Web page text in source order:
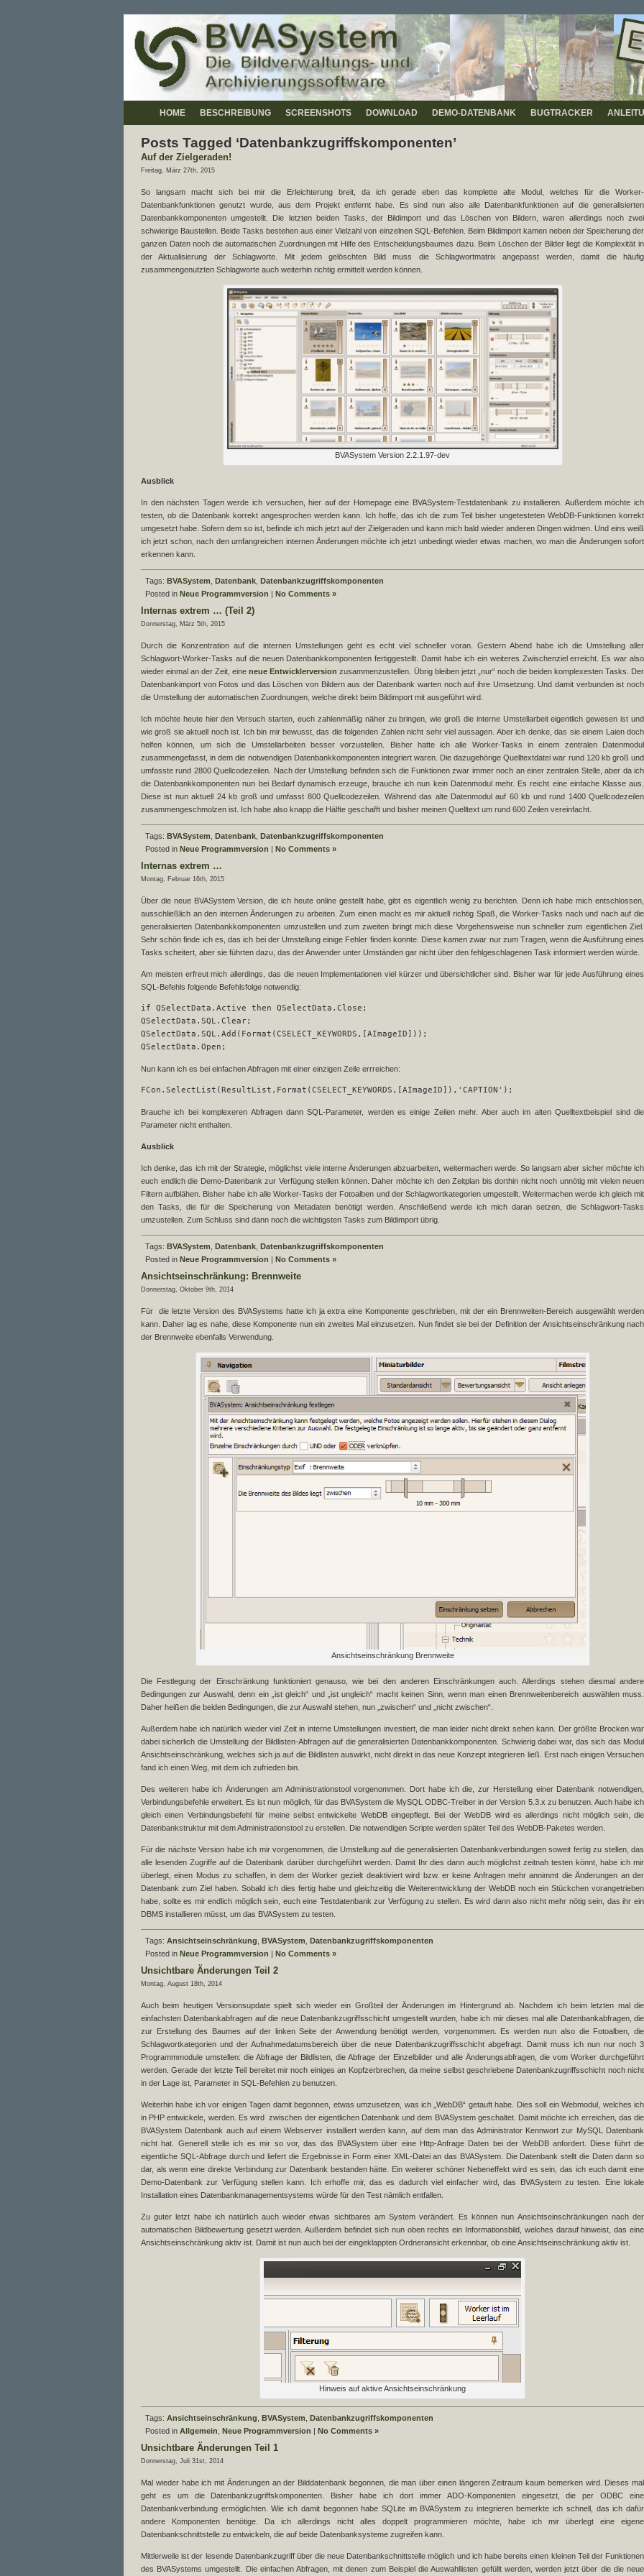
HOME BESCHREIBUNG SCREENSHOTS DOWNLOAD DEMO-DATENBANK BUGTRACKER
Posts Tagged ‘Datenbankzugriffskomponenten’
Auf der Zielgeraden!
Freitag, März 27th, 2015
So langsam macht sich bei mir die Erleichterung breit, da ich gerade eben das komplette alte Modul, welches für die Worker-
Datenbankfunktionen genutzt wurde, aus dem Projekt entfernt habe. Es sind nun also alle Datenbankfunktionen auf die generalisierten
Datenbankkomponenten umgestellt. Die letzten beiden Tasks, der Bildimport und das Löschen von Bildern, waren allerdings noch zwei
schwierige Baustellen. Beide Tasks bestehen aus einer Vielzahl von einzelnen SQL-Befehlen. Beim Bildimport kamen neben der Speicherung der
ganzen Daten noch die automatischen Zuordnungen mit Hilfe des Entscheidungsbaumes dazu. Beim Löschen der Bilder liegt die Komplexität in
der Aktualisierung der Schlagworte. Mit jedem gelöschten Bild muss die Schlagwortmatrix angepasst werden, damit die häufig
zusammengenutzten Schlagworte auch weiterhin richtig ermittelt werden können.
BVASystem Version 2.2.1.97-dev
Ausblick
In den nächsten Tagen werde ich versuchen, hier auf der Homepage eine BVASystem-Testdatenbank zu installieren. Außerdem möchte ich
testen, ob die Datenbank korrekt angesprochen werden kann. Ich hoffe, das ich die zum Teil bisher ungetesteten WebDB-Funktionen korrekt
umgesetzt habe. Sofern dem so ist, befinde ich mich jetzt auf der Zielgeraden und kann mich bald wieder anderen Dingen widmen. Und eins weiß
ich jetzt schon, nach den umfangreichen internen Änderungen möchte ich jetzt unbedingt wieder etwas machen, wo man die Änderungen sofort
erkennen kann.
Tags: BVASystem Datenbank Datenbankzugriffskomponenten
Posted in Neue Programmversion | No Comments »
Internas extrem … (Teil 2)
Donnerstag, März 5th, 2015
Durch die Konzentration auf die internen Umstellungen geht es echt viel schneller voran. Gestern Abend habe ich die Umstellung aller
Schlagwort-Worker-Tasks auf die neuen Datenbankkomponenten fertiggestellt. Damit habe ich ein weiteres Zwischenziel erreicht. Es war also
wieder einmal an der Zeit, eineneue Entwicklerversion zusammenzustellen. Übrig bleiben jetzt „nur“ noch die beiden komplexesten Tasks. Der
Datenbankimport von Fotos und das Löschen von Bildern aus der Datenbank warten noch auf ihre Umsetzung. Und damit verbunden ist noch
die Umstellung der automatischen Zuordnungen, welche direkt beim Bildimport mit ausgeführt wird.
Ich möchte heute hier den Versuch starten, euch zahlenmäßig näher zu bringen, wie groß die interne Umstellarbeit eigentlich gewesen ist und
wie groß sie aktuell noch ist. Ich bin mir bewusst, das die folgenden Zahlen nicht sehr viel aussagen. Aber ich denke, das sie einem Laien doch
helfen können, um sich die Umstellarbeiten besser vorzustellen. Bisher hatte ich alle Worker-Tasks in einem zentralen Datenmodul
zusammengefasst, in dem die notwendigen Datenbankkomponenten integriert waren. Die dazugehörige Quelltextdatei war rund 120 kb groß und
umfasste rund 2800 Quellcodezeilen. Nach der Umstellung befinden sich die Funktionen zwar immer noch an einer zentralen Stelle, aber da ich
die Datenbankkomponenten nun bei Bedarf dynamisch erzeuge, brauche ich nun kein Datenmodul mehr. Es reicht eine einfache Klasse aus.
Diese ist nun aktuell 24 kb groß und umfasst 800 Quellcodezeilen. Während das alte Datenmodul auf 60 kb und rund 1400 Quellcodezeilen
zusammengeschmolzen ist. Ich habe also knapp die Hälfte geschafft und bisher meinen Quelltext um rund 600 Zeilen vereinfacht.
Tags: BVASystem Datenbank Datenbankzugriffskomponenten
Posted in Neue Programmversion | No Comments »
Internas extrem …
Montag, Februar 16th, 2015
Über die neue BVASystem Version, die ich heute online gestellt habe, gibt es eigentlich wenig zu berichten. Denn ich habe mich entschlossen,
ausschließlich an den internen Änderungen zu arbeiten. Zum einen macht es mir aktuell richtig Spaß, die Worker-Tasks nach und nach auf die
generalisierten Datenbankkomponenten umzustellen und zum zweiten bringt mich diese Vorgehensweise nun schneller zum eigentlichen Ziel.
Sehr schön finde ich es, das ich bei der Umstellung einige Fehler finden konnte. Diese kamen zwar nur zum Tragen, wenn die Ausführung eines
Tasks scheitert, aber sie führten dazu, das der Anwender unter Umständen gar nicht über den fehlgeschlagenen Task informiert werden würde.
Am meisten erfreut mich allerdings, das die neuen Implementationen viel kürzer und übersichtlicher sind. Bisher war für jede Ausführung eines
SQL-Befehls folgende Befehlsfolge notwendig:
if QSelectData.Active then QSelectData.Close;
QSelectData.SQL.Clear;
QSelectData.SQL.Add(Format(CSELECT_KEYWORDS,[AImageID]));
QSelectData.Open;
Nun kann ich es bei einfachen Abfragen mit einer einzigen Zeile errreichen:
FCon.SelectList(ResultList,Format(CSELECT_KEYWORDS,[AImageID]),'CAPTION');
Brauche ich bei komplexeren Abfragen dann SQL-Parameter, werden es einige Zeilen mehr. Aber auch im alten Quelltextbeispiel sind die
Parameter nicht enthalten.
Ausblick
Ich denke, das ich mit der Strategie, möglichst viele interne Änderungen abzuarbeiten, weitermachen werde. So langsam aber sicher möchte ich
euch endlich die Demo-Datenbank zur Verfügung stellen können. Daher möchte ich den Zeitplan bis dorthin nicht noch unnötig mit vielen neuen
Filtern aufblähen. Bisher habe ich alle Worker-Tasks der Fotoalben und der Schlagwortkategorien umgestellt. Weitermachen werde ich gleich mit
den Tasks, die für die Speicherung von Metadaten benötigt werden. Anschließend werde ich mich daran setzen, die Schlagwort-Tasks
umzustellen. Zum Schluss sind dann noch die wichtigsten Tasks zum Bildimport übrig.
Tags: BVASystem Datenbank Datenbankzugriffskomponenten
Posted in Neue Programmversion | No Comments »
Ansichtseinschränkung: Brennweite
Donnerstag, Oktober 9th, 2014
Für die letzte Version des BVASystems hatte ich ja extra eine Komponente geschrieben, mit der ein Brennweiten-Bereich ausgewählt werden
kann. Daher lag es nahe, diese Komponente nun ein zweites Mal einzusetzen. Nun findet sie bei der Definition der Ansichtseinschränkung nach
der Brennweite ebenfalls Verwendung.
Ansichtseinschränkung Brennweite
Die Festlegung der Einschränkung funktioniert genauso, wie bei den anderen Einschränkungen auch. Allerdings stehen diesmal andere
Bedingungen zur Auswahl, denn ein „ist gleich“ und „ist ungleich“ macht keinen Sinn, wenn man einen Brennweitenbereich auswählen muss.
Daher heißen die beiden Bedingungen, die zur Auswahl stehen, nun „zwischen“ und „nicht zwischen“.
Außerdem habe ich natürlich wieder viel Zeit in interne Umstellungen investiert, die man leider nicht direkt sehen kann. Der größte Brocken war
dabei sicherlich die Umstellung der Bildlisten-Abfragen auf die generalisierten Datenbankkomponenten. Schwierig dabei war, das sich das Modul
Ansichtseinschränkung, welches sich ja auf die Bildlisten auswirkt, nicht direkt in das neue Konzept integrieren ließ. Erst nach einigen Versuchen
fand ich einen Weg, mit dem ich zufrieden bin.
Des weiteren habe ich Änderungen am Administrationstool vorgenommen. Dort habe ich die, zur Herstellung einer Datenbank notwendigen,
Verbindungsbefehle erweitert. Es ist nun möglich, für das BVASystem die MySQL ODBC-Treiber in der Version 5.3.x zu benutzen. Auch habe ich
gleich einen Verbindungsbefehl für meine selbst entwickelte WebDB eingepflegt. Bei der WebDB wird es allerdings nicht möglich sein, die
Datenbankstruktur mit dem Administrationstool zu erstellen. Die notwendigen Scripte werden später Teil des WebDB-Paketes werden.
Für die nächste Version habe ich mir vorgenommen, die Umstellung auf die generalisierten Datenbankverbindungen soweit fertig zu stellen, das
alle lesenden Zugriffe auf die Datenbank darüber durchgeführt werden. Damit Ihr dies dann auch möglichst zeitnah testen könnt, habe ich mir
überlegt, einen Modus zu schaffen, in dem der Worker gezielt deaktiviert wird bzw. er keine Anfragen mehr annimmt die Änderungen an der
Datenbank zum Ziel haben. Sobald ich dies fertig habe und gleichzeitig die Weiterentwicklung der WebDB noch ein Stückchen vorangetrieben
habe, sollte es mir endlich möglich sein, euch eine Testdatenbank zur Verfügung zu stellen. Es wird dann also nicht mehr nötig sein, das ihr ein
DBMS installieren müsst, um das BVASystem zu testen.
Tags: Ansichtseinschränkung BVASystem Datenbankzugriffskomponenten
Posted in Neue Programmversion | No Comments »
Unsichtbare Änderungen Teil 2
Montag, August 18th, 2014
Auch beim heutigen Versionsupdate spielt sich wieder ein Großteil der Änderungen im Hintergrund ab. Nachdem ich beim letzten mal die
einfachsten Datenbankabfragen auf die neue Datenbankzugriffsschicht umgestellt wurden, habe ich mir dieses mal alle Datenbankabfragen, die
zur Erstellung des Baumes auf der linken Seite der Anwendung benötigt werden, vorgenommen. Es werden nun also die Fotoalben, die
Schlagwortkategorien und der Aufnahmedatumsbereich über die neue Datenbankzugriffsschicht abgefragt. Damit muss ich nun nur noch 3
Programmmodule umstellen: die Abfrage der Bildlisten, die Abfrage der Einzelbilder und alle Änderungsabfragen, die vom Worker durchgeführt
werden. Gerade der letzte Teil bereitet mir noch einiges an Kopfzerbrechen, da meine selbst geschriebene Datenbankzugriffsschicht noch nicht
in der Lage ist, Parameter in SQL-Befehlen zu benutzen.
Weiterhin habe ich vor einigen Tagen damit begonnen, etwas umzusetzen, was ich „WebDB“ getauft habe. Dies soll ein Webmodul, welches ich
in PHP entwickele, werden. Es wird zwischen der eigentlichen Datenbank und dem BVASystem geschaltet. Damit möchte ich erreichen, das die
BVASystem Datenbank auch auf einem Webserver installiert werden kann, auf dem man das Administrator Kennwort zur MySQL Datenbank
nicht hat. Generell stelle ich es mir so vor, das das BVASystem über eine Http-Anfrage Daten bei der WebDB anfordert. Diese führt die
eigentliche SQL-Abfrage durch und liefert die Ergebnisse in Form einer XML-Datei an das BVASystem. Die Datenbank stellt die Daten dann so
dar, als wenn eine direkte Verbindung zur Datenbank bestanden hätte. Ein weiterer schöner Nebeneffekt wird es sein, das ich euch damit eine
Demo-Datenbank zur Verfügung stellen kann. Ich erhoffe mir, das es dadurch viel einfacher wird, das BVASystem zu testen. Eine lokale
Installation eines Datenbankmanagementsystems würde für den Test nämlich entfallen.
Zu guter letzt habe ich natürlich auch wieder etwas sichtbares am System verändert. Es können nun Ansichtseinschränkungen nach der
automatischen Bildbewertung gesetzt werden. Außerdem befindet sich nun oben rechts ein Informationsbild, welches darauf hinweist, das eine
Ansichtseinschränkung aktiv ist. Damit ist nun auch bei der eingeklappten Ordneransicht erkennbar, ob eine Ansichtseinschränkung aktiv ist.
Hinweis auf aktive Ansichtseinschränkung
Tags: Ansichtseinschränkung BVASystem Datenbankzugriffskomponenten
Posted in Allgemein Neue Programmversion | No Comments »
Unsichtbare Änderungen Teil 1
Donnerstag, Juli 31st, 2014
Mal wieder habe ich mit Änderungen an der Bilddatenbank begonnen, die man über einen längeren Zeitraum kaum bemerken wird. Dieses mal
geht es um die Datenbankzugriffskomponenten. Bisher habe ich dort immer ADO-Komponenten eingesetzt, die per ODBC eine
Datenbankverbindung ermöglichten. Wie ich damit begonnen habe SQLite im BVASystem zu integrieren bemerkte ich schnell, das ich dafür
andere Komponenten benötige. Da ich allerdings nicht alles doppelt programmieren möchte, habe ich mir überlegt eine eigene
Datenbankschnittstelle zu entwickeln, die auf beide Datenbanksysteme zugreifen kann.
Mittlerweile ist der lesende Datenbankzugriff über die neue Datenbankschnittstelle möglich und ich habe bereits einen kleinen Teil der Funktionen
des BVASystems umgestellt. Die einfachen Abfragen, mit denen zum Beispiel die Auswahllisten gefüllt werden, werden jetzt über die die neue